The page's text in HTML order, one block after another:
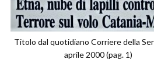
Titolo dal quotidiano Corriere della
aprile 2000 (pag. 1)